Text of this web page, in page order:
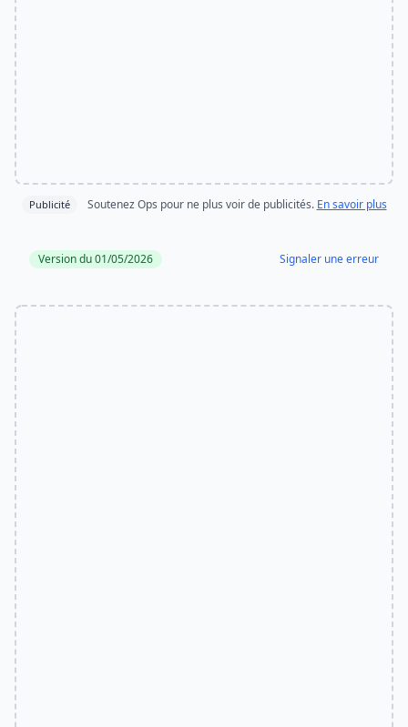
Publicité Soutenez Ops pour ne plus voir de publicités. En savoir plus
Version du 01/05/2026 Signaler une erreur